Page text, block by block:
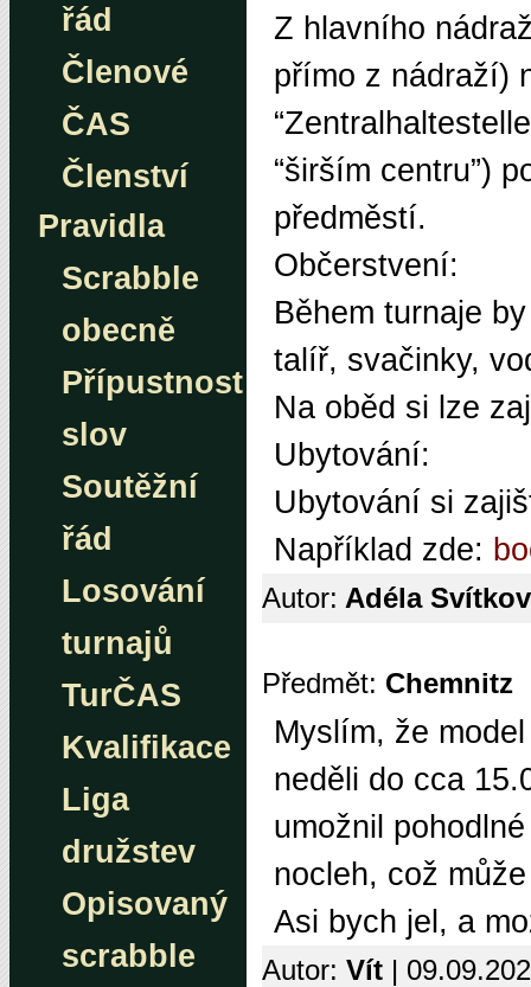
řád
Členové
ČAS
Členství
Pravidla
Scrabble
obecně
Přípustnost
slov
Soutěžní
řád
Losování
turnajů
TurČAS
Kvalifikace
Liga
družstev
Opisovaný
scrabble
Z hlavního
přímo z nádraží)
“širším centru”)
předměstí.
Občerstvení:
Během turnaje
talíř, svačinky,
Na oběd si lze
Ubytování:
Ubytování si
Například zde:
Autor: Adéla
Předmět: Chemnitz
Myslím, že
neděli do cca
umožnil
nocleh, což
Asi bych jel, a
Autor: Vít |